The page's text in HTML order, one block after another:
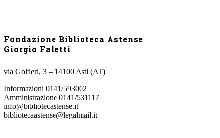
Fondazione Biblioteca Astense
Giorgio Faletti
via Goltieri, 3 – 14100 Asti (AT)
Informazioni 0141/593002
Amministrazione 0141/531117
info@bibliotecastense.it
bibliotecaastense@legalmail.it